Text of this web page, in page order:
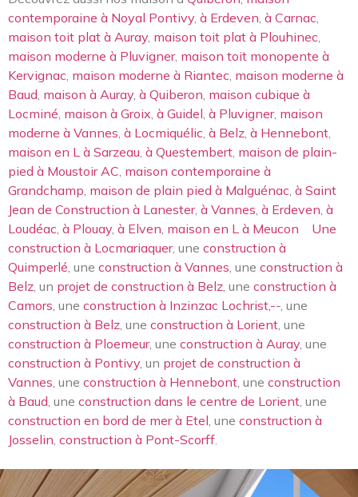
contemporaine à Noyal Pontivy, à Erdeven, à Carnac,
maison toit plat à Auray, maison toit plat à Plouhinec,
maison moderne à Pluvigner, maison toit monopente à
Kervignac, maison moderne à Riantec, maison moderne à
Baud, maison à Auray, à Quiberon, maison cubique à
Locminé, maison à Groix, à Guidel, à Pluvigner, maison
moderne à Vannes, à Locmiquélic, à Belz, à Hennebont,
maison en L à Sarzeau, à Questembert, maison de plain-
pied à Moustoir AC, maison contemporaine à
Grandchamp, maison de plain pied à Malguénac, à Saint
Jean de Construction à Lanester, à Vannes, à Erdeven, à
Loudéac, à Plouay, à Elven, maison en L à Meucon
Une
construction à Locmariaquer, une construction à
Quimperlé, une construction à Vannes, une construction à
Belz, un projet de construction à Belz, une construction à
Camors, une construction à Inzinzac Lochrist,--, une
construction à Belz, une construction à Lorient, une
construction à Ploemeur, une construction à Auray, une
construction à Pontivy, un projet de construction à
Vannes, une construction à Hennebont, une construction
à Baud, une construction dans le centre de Lorient, une
construction en bord de mer à Etel, une construction à
Josselin, construction à Pont-Scorff.